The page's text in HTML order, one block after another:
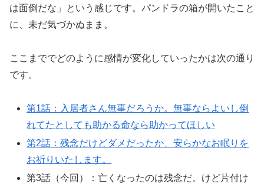
は面倒だな」という感じです。パンドラの箱が開いたこと
に、未だ気づかぬまま。
ここまででどのように感情が変化していったかは次の通り
です。
第1話：入居者さん無事だろうか。無事ならよいし倒
れてたとしても助かる命なら助かってほしい
第2話：残念だけどダメだったか、安らかなお眠りを
お祈りいたします。
第3話（今回）：亡くなったのは残念だ。けど片付け